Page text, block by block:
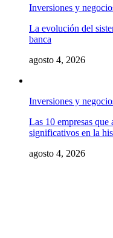
Inversiones y
La evolución del
banca
agosto 4, 2026
Inversiones y
Las 10 empresas que
significativos en la
agosto 4, 2026